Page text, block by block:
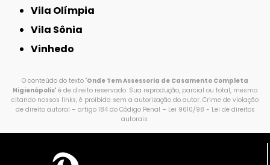
Vila Olímpia
Vila Sônia
Vinhedo
O conteúdo do texto "Onde Tem Assessoria de Casamento Completa
Higienópolis" é de direito reservado. Sua reprodução, parcial ou total, mesmo
citando nossos links, é proibida sem a autorização do autor. Crime de violação
de direito autoral – artigo 184 do Código Penal – Lei 9610/98 - Lei de direitos
autorais.